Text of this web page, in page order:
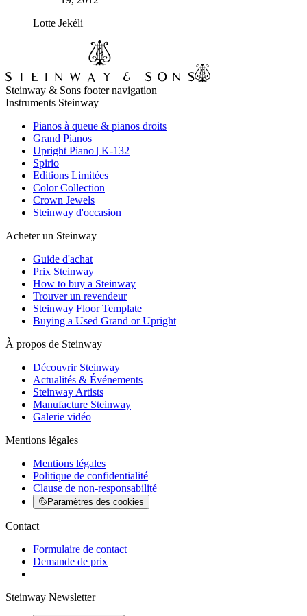
Lotte Jekéli
Steinway & Sons footer navigation
Instruments Steinway
Pianos à queue & pianos droits
Grand Pianos
Upright Piano | K-132
Spirio
Editions Limitées
Color Collection
Crown Jewels
Steinway d'occasion
Acheter un Steinway
Guide d'achat
Prix Steinway
How to buy a Steinway
Trouver un revendeur
Steinway Floor Template
Buying a Used Grand or Upright
À propos de Steinway
Découvrir Steinway
Actualités & Événements
Steinway Artists
Manufacture Steinway
Galerie vidéo
Mentions légales
Mentions légales
Politique de confidentialité
Clause de non-responsabilité
Paramètres des cookies
Contact
Formulaire de contact
Demande de prix
Steinway Newsletter